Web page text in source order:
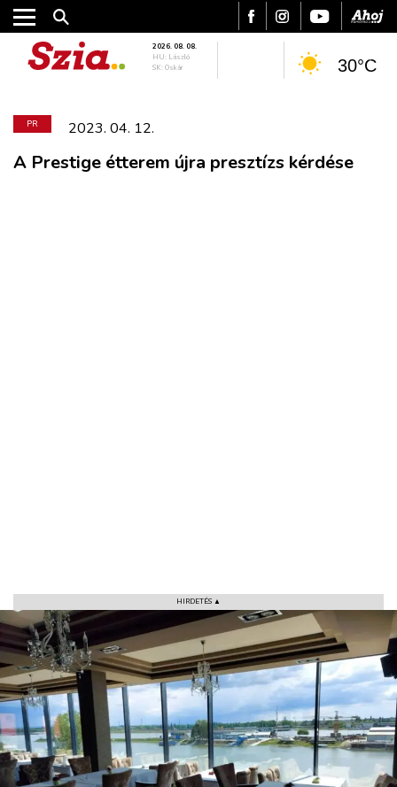
VÁROS
RÉGIÓ
SPORT
KULTÚRA
PODCAST
2026. 08. 08.
HU: László
SK: Oskár
30°C
PR 2023. 04. 12.
A Prestige étterem újra presztízs kérdése
HIRDETÉS ▲